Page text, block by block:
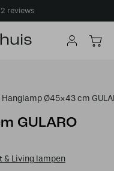
reviews
Hanglamp Ø45×43 cm
GULARO
& Living lampen